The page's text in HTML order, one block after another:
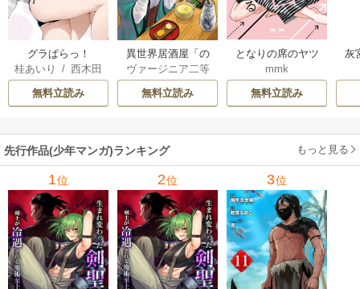
グラぱらっ！
桂あいり
/西木田
景志
無料立読み
異世界居酒屋「の
ぶ」
ヴァージニア二等
蝉川夏哉
無料立読み
となりの席のヤツ
がそういう目で見
てくる
mmk
無料立読み
灰
先行作品(少年マンガ)ランキング もっと見る
1位 2位 3位